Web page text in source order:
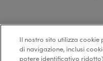
Il nostro sito utilizza
di navigazione, inclusi
potere identificativo